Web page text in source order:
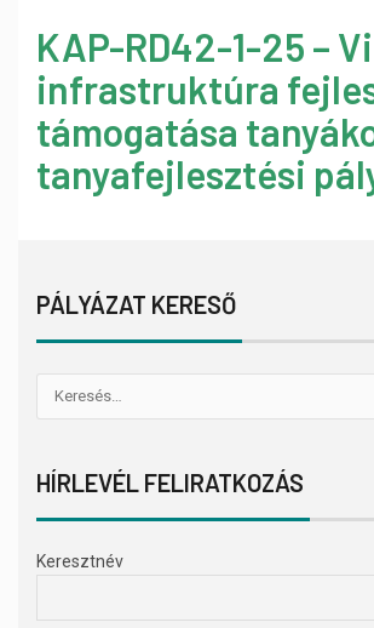
KAP-RD42-1-25 –
infrastruktúra
támogatása
tanyafejlesztési
PÁLYÁZAT KERESŐ
HÍRLEVÉL FELIRATKOZÁS
Keresztnév